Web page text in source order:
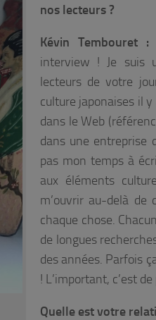
nos lecteurs ?
Kévin Tembouret :
interview ! Je suis
lecteurs de votre
culture japonaises il
dans le Web
dans une entreprise
pas mon temps à
aux éléments
m’ouvrir au-delà de
chaque chose.
de longues
des années. Parfois
! L’important, c’est
Quelle est votre